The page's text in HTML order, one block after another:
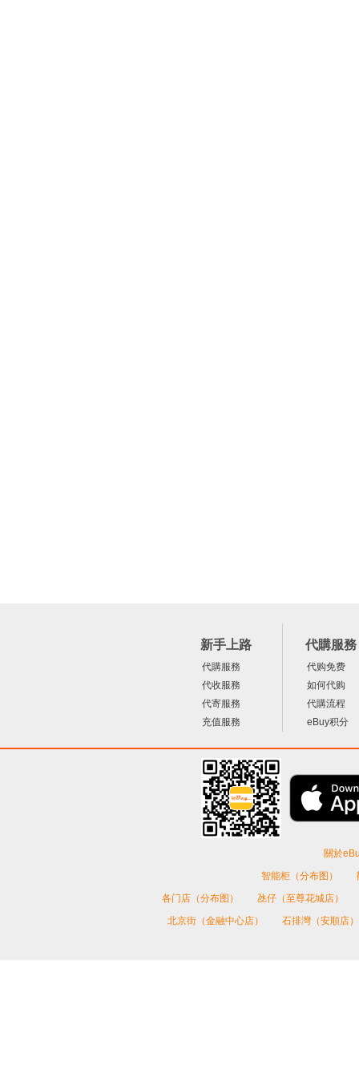
新手上路
代購服務
代收服務
代寄服務
充值服務
代購服務
代购免费
如何代购
代購流程
eBuy积分
關於
智能柜（分布图）
各门店（分布图）
氹仔（至尊花城店）
北京街（金融中心店）
石排灣（安順店